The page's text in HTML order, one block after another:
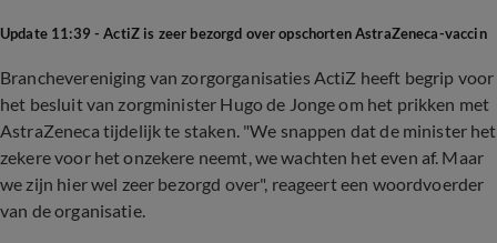
Update 11:39 - ActiZ is zeer bezorgd over opschorten AstraZeneca-vaccin
Branchevereniging van zorgorganisaties ActiZ heeft begrip voor
het besluit van zorgminister Hugo de Jonge om het prikken met
AstraZeneca tijdelijk te staken. "We snappen dat de minister het
zekere voor het onzekere neemt, we wachten het even af. Maar
we zijn hier wel zeer bezorgd over", reageert een woordvoerder
van de organisatie.